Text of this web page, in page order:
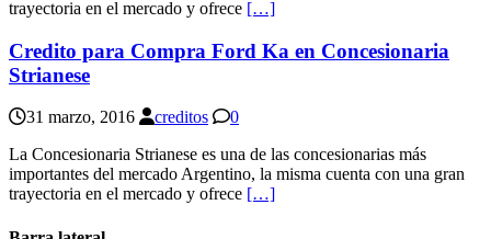
trayectoria en el mercado y ofrece […]
Credito para Compra Ford Ka en Concesionaria
Strianese
31 marzo, 2016 creditos
0
La Concesionaria Strianese es una de las concesionarias más
importantes del mercado Argentino, la misma cuenta con una gran
trayectoria en el mercado y ofrece […]